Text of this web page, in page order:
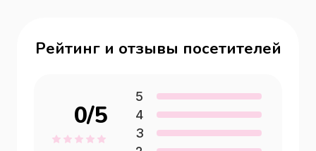
Рейтинг и отзывы посетителей
0/5
5
4
3